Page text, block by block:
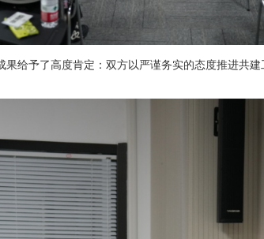
给予了高度肯定：双方以严谨务实的态度推进共建